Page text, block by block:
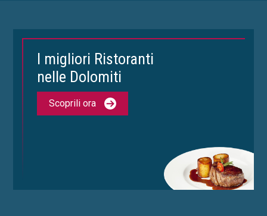
I migliori Ristoranti
nelle Dolomiti
Scoprili ora